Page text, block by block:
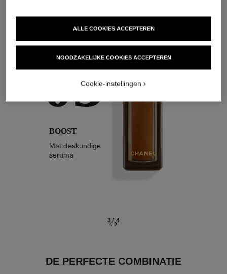
03
BOOST
Met deskundige
serums
3/4
DE PERFECTE COMBINATIE
NOODZAKELIJKE COOKIES ACCEPTEREN
ALLE COOKIES ACCEPTEREN
Cookie-instellingen